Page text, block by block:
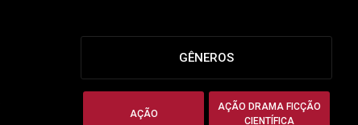
GÊNEROS
AÇÃO
AÇÃO DRAMA FICÇÃO
CIENTÍFICA